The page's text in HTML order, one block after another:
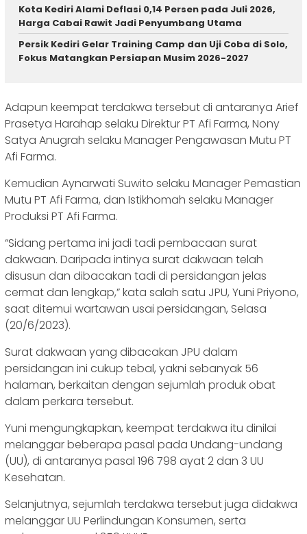
Kota Kediri Alami Deflasi 0,14 Persen pada Juli 2026,
Harga Cabai Rawit Jadi Penyumbang Utama
Persik Kediri Gelar Training Camp dan Uji Coba di Solo,
Fokus Matangkan Persiapan Musim 2026-2027
Adapun keempat terdakwa tersebut di antaranya Arief
Prasetya Harahap selaku Direktur PT Afi Farma, Nony
Satya Anugrah selaku Manager Pengawasan Mutu PT
Afi Farma.
Kemudian Aynarwati Suwito selaku Manager Pemastian
Mutu PT Afi Farma, dan Istikhomah selaku Manager
Produksi PT Afi Farma.
“Sidang pertama ini jadi tadi pembacaan surat
dakwaan. Daripada intinya surat dakwaan telah
disusun dan dibacakan tadi di persidangan jelas
cermat dan lengkap,” kata salah satu JPU, Yuni Priyono,
saat ditemui wartawan usai persidangan, Selasa
(20/6/2023).
Surat dakwaan yang dibacakan JPU dalam
persidangan ini cukup tebal, yakni sebanyak 56
halaman, berkaitan dengan sejumlah produk obat
dalam perkara tersebut.
Yuni mengungkapkan, keempat terdakwa itu dinilai
melanggar beberapa pasal pada Undang-undang
(UU), di antaranya pasal 196 798 ayat 2 dan 3 UU
Kesehatan.
Selanjutnya, sejumlah terdakwa tersebut juga didakwa
melanggar UU Perlindungan Konsumen, serta